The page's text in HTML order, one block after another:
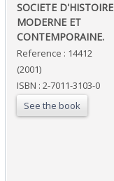
‎SOCIETE D'HISTOIRE
MODERNE ET
CONTEMPORAINE.‎
Reference : 14412
(2001)
ISBN : 2-7011-3103-0
See the book